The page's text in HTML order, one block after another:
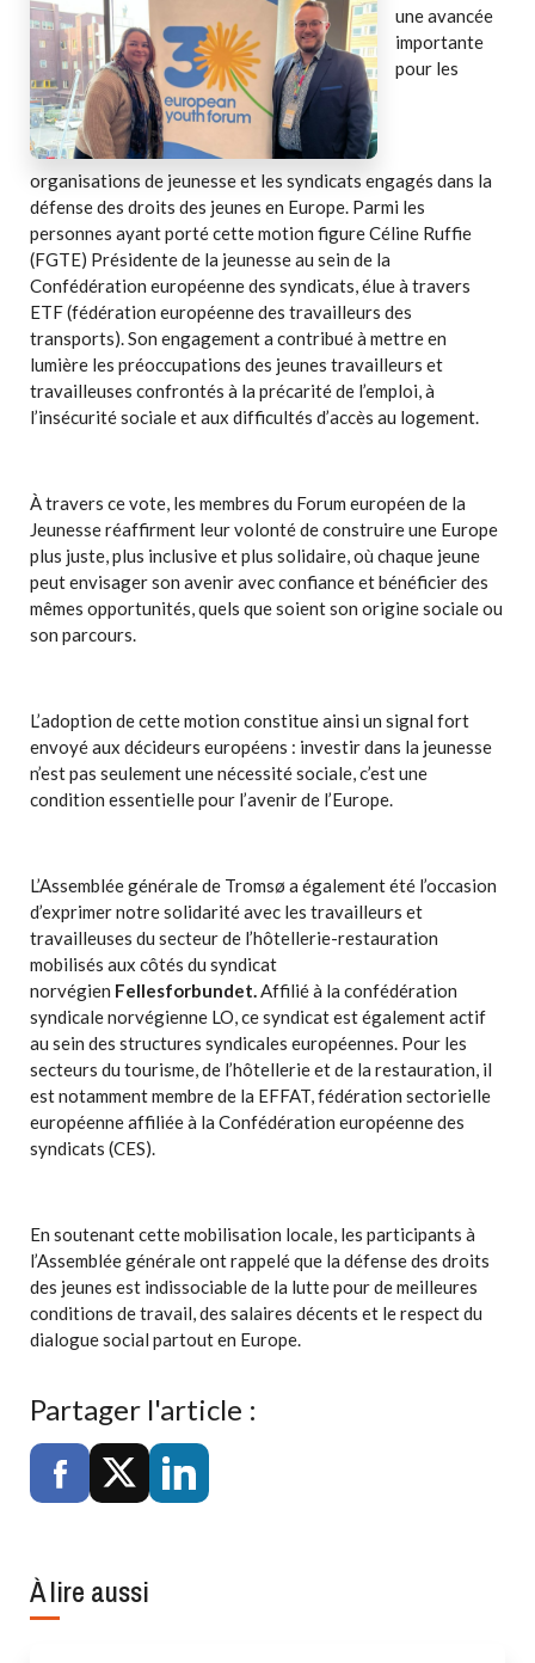
une avancée
importante
pour les
organisations de jeunesse et les syndicats engagés dans la
défense des droits des jeunes en Europe. Parmi les
personnes ayant porté cette motion figure Céline Ruffie
(FGTE) Présidente de la jeunesse au sein de la
Confédération européenne des syndicats, élue à travers
ETF (fédération européenne des travailleurs des
transports). Son engagement a contribué à mettre en
lumière les préoccupations des jeunes travailleurs et
travailleuses confrontés à la précarité de l’emploi, à
l’insécurité sociale et aux difficultés d’accès au logement.
À travers ce vote, les membres du Forum européen de la
Jeunesse réaffirment leur volonté de construire une Europe
plus juste, plus inclusive et plus solidaire, où chaque jeune
peut envisager son avenir avec confiance et bénéficier des
mêmes opportunités, quels que soient son origine sociale ou
son parcours.
L’adoption de cette motion constitue ainsi un signal fort
envoyé aux décideurs européens : investir dans la jeunesse
n’est pas seulement une nécessité sociale, c’est une
condition essentielle pour l’avenir de l’Europe.
L’Assemblée générale de Tromsø a également été l’occasion
d’exprimer notre solidarité avec les travailleurs et
travailleuses du secteur de l’hôtellerie-restauration
mobilisés aux côtés du syndicat
norvégien Fellesforbundet.Affilié à la confédération
syndicale norvégienne LO, ce syndicat est également actif
au sein des structures syndicales européennes. Pour les
secteurs du tourisme, de l’hôtellerie et de la restauration, il
est notamment membre de la EFFAT, fédération sectorielle
européenne affiliée à la Confédération européenne des
syndicats (CES).
En soutenant cette mobilisation locale, les participants à
l’Assemblée générale ont rappelé que la défense des droits
des jeunes est indissociable de la lutte pour de meilleures
conditions de travail, des salaires décents et le respect du
dialogue social partout en Europe.
Partager l'article :
À lire aussi